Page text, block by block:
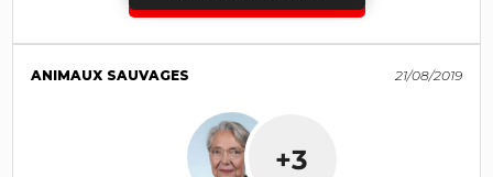
ANIMAUX SAUVAGES 21/08/2019
+3